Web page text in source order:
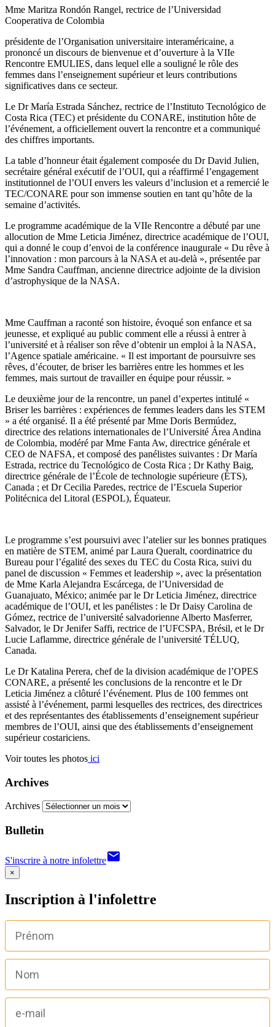
Mme Maritza Rondón Rangel, rectrice de l’Universidad
Cooperativa de Colombia
présidente de l’Organisation universitaire interaméricaine, a
prononcé un discours de bienvenue et d’ouverture à la VIIe
Rencontre EMULIES, dans lequel elle a souligné le rôle des
femmes dans l’enseignement supérieur et leurs contributions
significatives dans ce secteur.
Le Dr María Estrada Sánchez, rectrice de l’Instituto Tecnológico de
Costa Rica (TEC) et présidente du CONARE, institution hôte de
l’événement, a officiellement ouvert la rencontre et a communiqué
des chiffres importants.
La table d’honneur était également composée du Dr David Julien,
secrétaire général exécutif de l’OUI, qui a réaffirmé l’engagement
institutionnel de l’OUI envers les valeurs d’inclusion et a remercié le
TEC/CONARE pour son immense soutien en tant qu’hôte de la
semaine d’activités.
Le programme académique de la VIIe Rencontre a débuté par une
allocution de Mme Leticia Jiménez, directrice académique de l’OUI,
qui a donné le coup d’envoi de la conférence inaugurale « Du rêve à
l’innovation : mon parcours à la NASA et au-delà », présentée par
Mme Sandra Cauffman, ancienne directrice adjointe de la division
d’astrophysique de la NASA.
Mme Cauffman a raconté son histoire, évoqué son enfance et sa
jeunesse, et expliqué au public comment elle a réussi à entrer à
l’université et à réaliser son rêve d’obtenir un emploi à la NASA,
l’Agence spatiale américaine. « Il est important de poursuivre ses
rêves, d’écouter, de briser les barrières entre les hommes et les
femmes, mais surtout de travailler en équipe pour réussir. »
Le deuxième jour de la rencontre, un panel d’expertes intitulé «
Briser les barrières : expériences de femmes leaders dans les STEM
» a été organisé. Il a été présenté par Mme Doris Bermúdez,
directrice des relations internationales de l’Université Área Andina
de Colombia, modéré par Mme Fanta Aw, directrice générale et
CEO de NAFSA, et composé des panélistes suivantes : Dr María
Estrada, rectrice du Tecnológico de Costa Rica ; Dr Kathy Baig,
directrice générale de l’École de technologie supérieure (ÉTS),
Canada ; et Dr Cecilia Paredes, rectrice de l’Escuela Superior
Politécnica del Litoral (ESPOL), Équateur.
Le programme s’est poursuivi avec l’atelier sur les bonnes pratiques
en matière de STEM, animé par Laura Queralt, coordinatrice du
Bureau pour l’égalité des sexes du TEC du Costa Rica, suivi du
panel de discussion « Femmes et leadership », avec la présentation
de Mme Karla Alejandra Escárcega, de l’Universidad de
Guanajuato, México; animée par le Dr Leticia Jiménez, directrice
académique de l’OUI, et les panélistes : le Dr Daisy Carolina de
Gómez, rectrice de l’université salvadorienne Alberto Masferrer,
Salvador, le Dr Jenifer Saffi, rectrice de l’UFCSPA, Brésil, et le Dr
Lucie Laflamme, directrice générale de l’université TÉLUQ,
Canada.
Le Dr Katalina Perera, chef de la division académique de l’OPES
CONARE, a présenté les conclusions de la rencontre et le Dr
Leticia Jiménez a clôturé l’événement. Plus de 100 femmes ont
assisté à l’événement, parmi lesquelles des rectrices, des directrices
et des représentantes des établissements d’enseignement supérieur
membres de l’OUI, ainsi que des établissements d’enseignement
supérieur costariciens.
Voir toutes les photos ici
Archives
Archives
Bulletin
S'inscrire à notre infolettreemail
×
Inscription à l'infolettre